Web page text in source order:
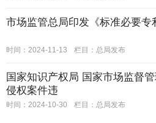
市场监管总局印发《标准必要专
时间：2024-11-13 栏目： 总局发布
国家知识产权局 国家市场监督
侵权案件违
时间：2024-10-30 栏目： 总局发布